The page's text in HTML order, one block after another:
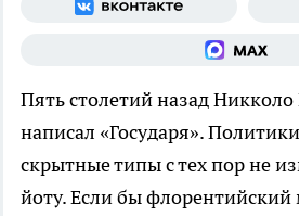
Пять столетий назад
написал «Государя».
скрытные типы с тех пор не
йоту. Если бы